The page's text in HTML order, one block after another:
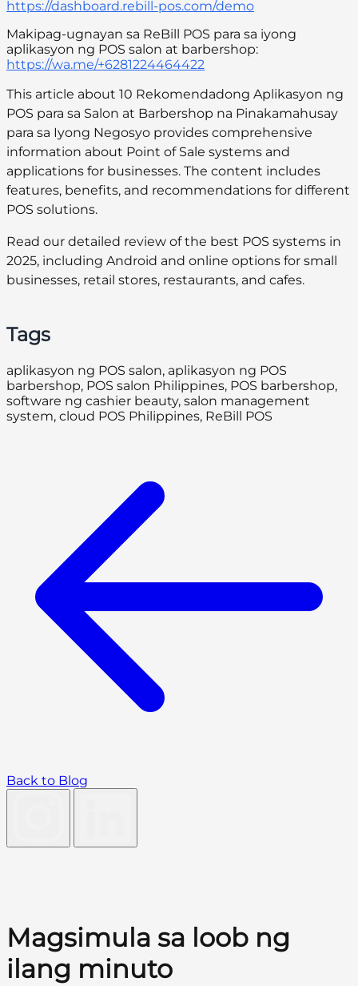
https://dashboard.rebill-pos.com/demo
Makipag-ugnayan sa ReBill POS para sa iyong
aplikasyon ng POS salon at barbershop:
https://wa.me/+6281224464422
This article about 10 Rekomendadong Aplikasyon ng
POS para sa Salon at Barbershop na Pinakamahusay
para sa Iyong Negosyo provides comprehensive
information about Point of Sale systems and
applications for businesses. The content includes
features, benefits, and recommendations for different
POS solutions.
Read our detailed review of the best POS systems in
2025, including Android and online options for small
businesses, retail stores, restaurants, and cafes.
Tags
aplikasyon ng POS salon, aplikasyon ng POS
barbershop, POS salon Philippines, POS barbershop,
software ng cashier beauty, salon management
system, cloud POS Philippines, ReBill POS
Back to Blog
Magsimula sa loob ng
ilang minuto